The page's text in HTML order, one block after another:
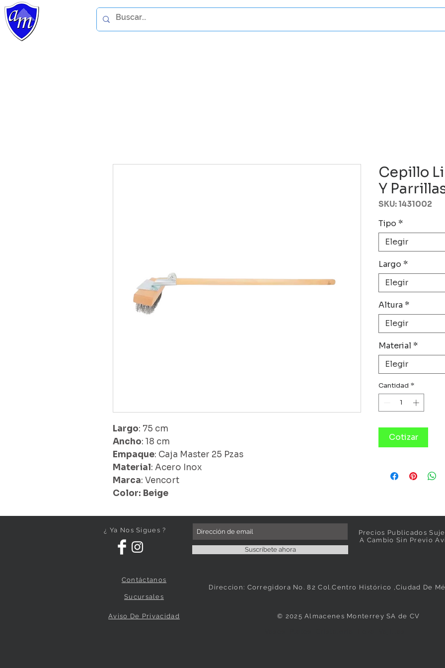
Largo: 75 cm
Ancho: 18 cm
Empaque: Caja Master 25 Pzas
Material: Acero Inox
Marca: Vencort
Color: Beige
Cepillo
Y
SKU: 1431002
Tipo *
Elegir
Largo *
Elegir
Altura *
Elegir
Material *
Elegir
Cantidad *
Cotizar
¿ Ya Nos Sigues ?
Suscríbete ahora
Precios Publicados
A Cambio Sin Previo
Contáctanos
Direccion: Corregidora No. 82 Col.Centro Histórico ,Ciudad De
Sucursales
Aviso De Privacidad © 2025 Almacenes Monterrey SA de CV